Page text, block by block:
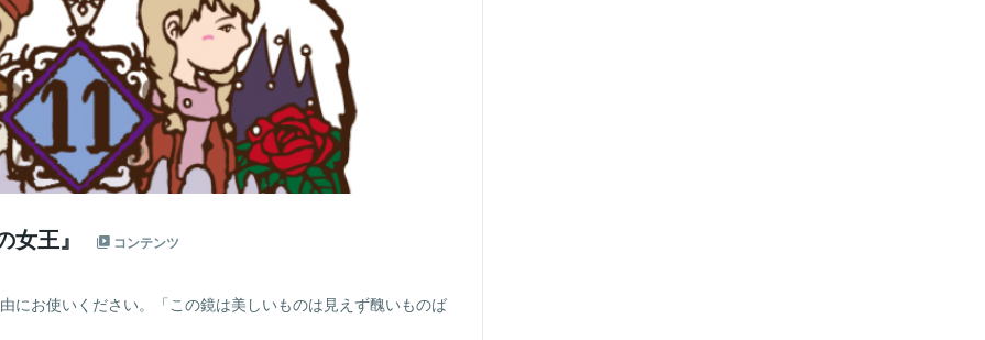
王』 コンテンツ
にお使いください。「この鏡は美しいものは見えず醜いものば